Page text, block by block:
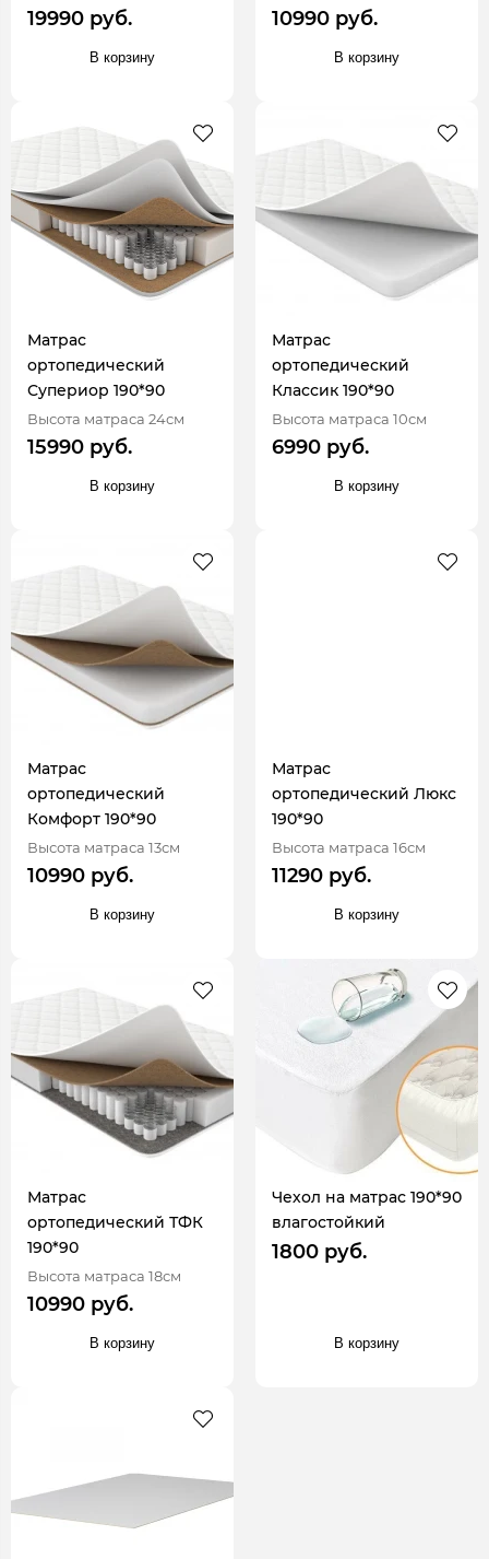
19990 руб.
В корзину
10990 руб.
В корзину
Матрас
ортопедический
Супериор 190*90
Высота матраса 24см
15990 руб.
В корзину
Матрас
ортопедический
Классик 190*90
Высота матраса 10см
6990 руб.
В корзину
Матрас
ортопедический
Комфорт 190*90
Высота матраса 13см
10990 руб.
В корзину
Матрас
ортопедический Люкс
190*90
Высота матраса 16см
11290 руб.
В корзину
Матрас
ортопедический ТФК
190*90
Высота матраса 18см
10990 руб.
В корзину
Чехол на матрас 190*90
влагостойкий
1800 руб.
В корзину